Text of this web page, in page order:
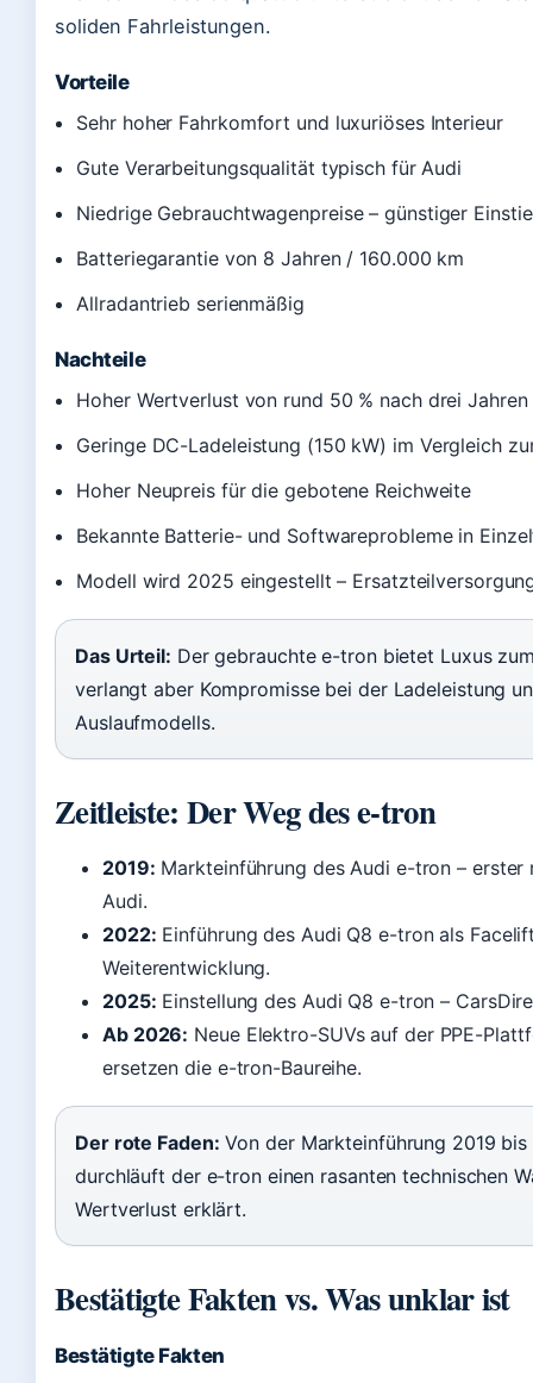
soliden Fahrleistungen.
Vorteile
Sehr hoher Fahrkomfort und luxuriöses Interieur
Gute Verarbeitungsqualität typisch für Audi
Niedrige Gebrauchtwagenpreise – günstiger
Batteriegarantie von 8 Jahren / 160.000 km
Allradantrieb serienmäßig
Nachteile
Hoher Wertverlust von rund 50 % nach drei Jahren
Geringe DC-Ladeleistung (150 kW) im Vergleich
Hoher Neupreis für die gebotene Reichweite
Bekannte Batterie- und Softwareprobleme in
Modell wird 2025 eingestellt –
Das Urteil: Der gebrauchte e-tron bietet Luxus
verlangt aber Kompromisse bei der Ladeleistung
Auslaufmodells.
Zeitleiste: Der Weg des e-tron
2019: Markteinführung des Audi e-tron – erster
Audi.
2022: Einführung des Audi Q8 e-tron als
Weiterentwicklung.
2025: Einstellung des Audi Q8 e-tron –
Ab 2026: Neue Elektro-SUVs auf der PPE-
ersetzen die e-tron-Baureihe.
Der rote Faden: Von der Markteinführung 2019
durchläuft der e-tron einen rasanten technischen
Wertverlust erklärt.
Bestätigte Fakten vs. Was unklar ist
Bestätigte Fakten